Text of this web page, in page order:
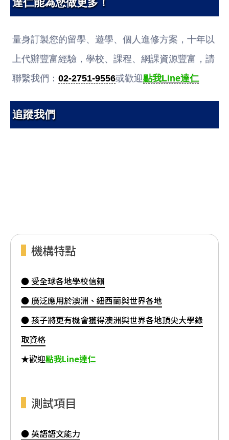
達仁能為您做更多！
量身訂製您的留學、遊學、個人進修方案，十年以
上代辦豐富經驗，學校、課程、網課資源豐富，請
聯繫我們：02-2751-9556或歡迎點我Line達仁
追蹤我們
機構特點
● 受全球各地學校信賴
● 廣泛應用於澳洲、紐西蘭與世界各地
● 孩子將更有機會獲得澳洲與世界各地頂尖大學錄
取資格
★歡迎點我Line達仁
測試項目
● 英語語文能力